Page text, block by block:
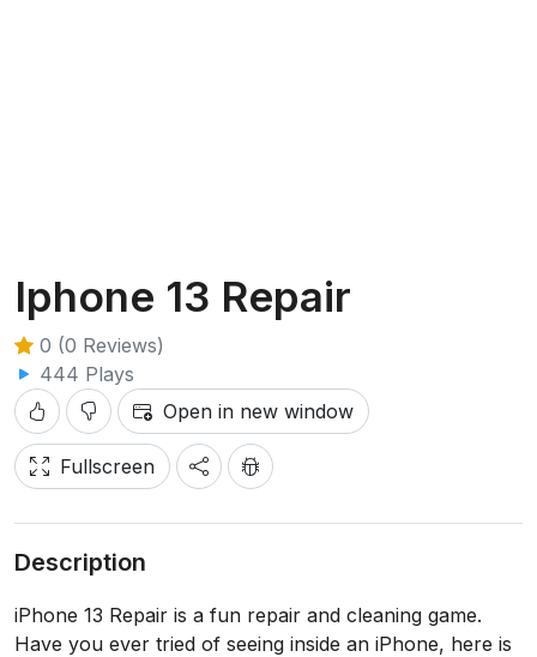
Iphone 13 Repair
0 (0 Reviews)
444 Plays
Open in new window
Fullscreen
Description
iPhone 13 Repair is a fun repair and cleaning game.
Have you ever tried of seeing inside an iPhone, here is